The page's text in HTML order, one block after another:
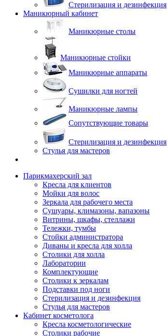
Стерилизация и дезинфекция
Маникюрный кабинет
Маникюрные столы
Маникюрные стойки
Маникюрные аппараты
Сушилки для ногтей
Маникюрные лампы
Сопутствующие товары
Стерилизация и дезинфекция
Стулья для мастеров
Парикмахерский зал
Кресла для клиентов
Мойки для волос
Зеркала для рабочего места
Сушуары, климазоны, вапазоны
Витрины, шкафы, стеллажи
Тележки, тумбы
Стойки администратора
Диваны и кресла для холла
Столики для холла
Лаборатории
Комплектующие
Столики к зеркалам
Подставки под ноги
Стерилизация и дезинфекция
Стулья для мастеров
Кабинет косметолога
Кресла косметологические
Столики рабочие